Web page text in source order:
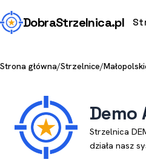
DobraStrzelnica.pl
Strona główna/Strzelnice/
Demo
Strzelnica
działa nasz